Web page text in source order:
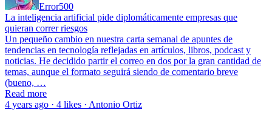
Error500
La inteligencia artificial pide diplomáticamente empresas que
quieran correr riesgos
Un pequeño cambio en nuestra carta semanal de apuntes de
tendencias en tecnología reflejadas en artículos, libros, podcast y
noticias. He decidido partir el correo en dos por la gran cantidad de
temas, aunque el formato seguirá siendo de comentario breve
(bueno, …
Read more
4 years ago · 4 likes · Antonio Ortiz